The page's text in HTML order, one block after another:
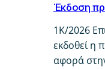
Έκδοση
1Κ/2026
εκδοθεί η
αφορά